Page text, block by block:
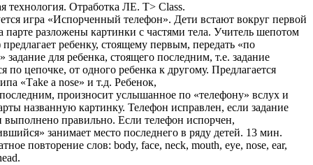
технология. Отработка ЛЕ. T> Class.
игра «Испорченный телефон». Дети встают вокруг первой
парте разложены картинки с частями тела. Учитель шепотом
ребенку, стоящему первым, передать «по
задание для ребенка, стоящего последним, т.е. задание
по цепочке, от одного ребенка к другому. Предлагается
«Тake a nose» и т.д. Ребенок,
произносит услышанное по «телефону» вслух и
названную картинку. Телефон исправлен, если задание
выполнено правильно. Если телефон испорчен,
занимает место последнего в ряду детей. 13 мин.
повторение слов: body, face, neck, mouth, eye, nose, ear,